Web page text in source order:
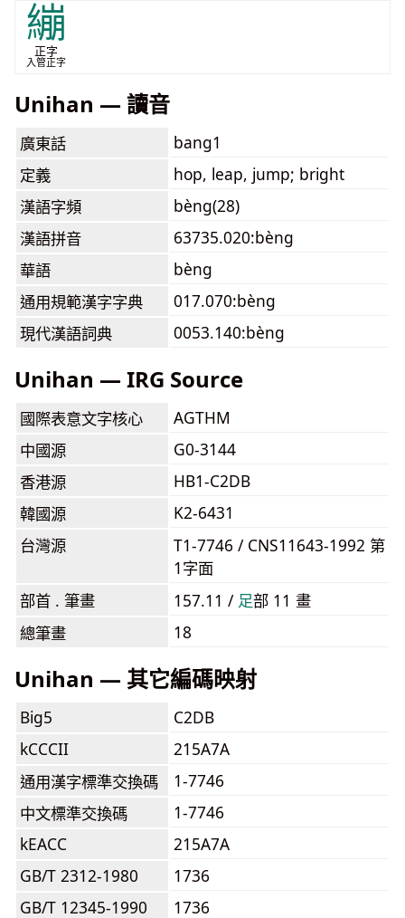
繃
正字
入管正字
Unihan — 讀音
廣東話
bang1
定義
hop, leap, jump; bright
漢語字頻
bèng(28)
漢語拼音
63735.020:bèng
華語
bèng
通用規範漢字字典
017.070:bèng
現代漢語詞典
0053.140:bèng
Unihan — IRG Source
國際表意文字核心
AGTHM
中國源
G0-3144
香港源
HB1-C2DB
韓國源
K2-6431
台灣源
T1-7746 / CNS11643-1992 第
1字面
部首 . 筆畫
157.11 / ⾜部 11 畫
總筆畫
18
Unihan — 其它編碼映射
Big5
C2DB
kCCCII
215A7A
通用漢字標準交換碼
1-7746
中文標準交換碼
1-7746
kEACC
215A7A
GB/T 2312-1980
1736
GB/T 12345-1990
1736